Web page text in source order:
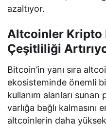
azaltıyor.
Altcoinler Kripto
Çeşitliliği
Bitcoin’in yanı sıra
ekosisteminde önemli
kullanım alanları
varlığa bağlı kalmasını
altcoinlerin daha yüksek